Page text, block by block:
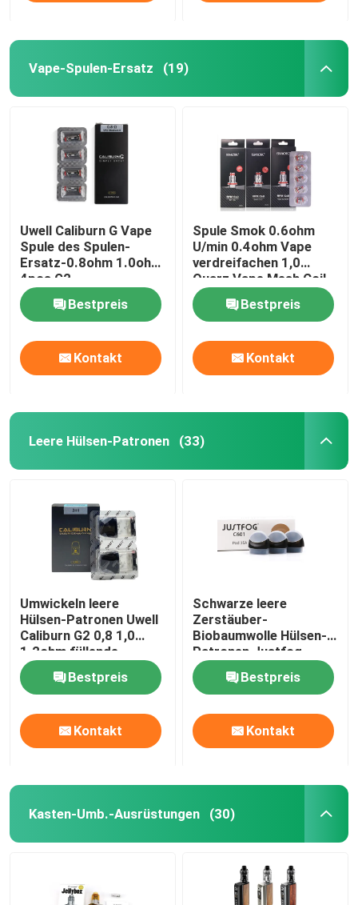
Vape-Spulen-Ersatz (19)
Uwell Caliburn G Vape
Spule des Spulen-
Ersatz-0.8ohm 1.0ohm
4pcs G2
Bestpreis
Kontakt
Spule Smok 0.6ohm
U/min 0.4ohm Vape
verdreifachen 1,0
Quarz Vape Mesh Coil
Replacement Ohm-Sc
1.2ohmBestpreis
Kontakt
Leere Hülsen-Patronen (33)
Umwickeln leere
Hülsen-Patronen Uwell
Caliburn G2 0,8 1,0
1.2ohm füllende
Spitzenhülsen
Bestpreis
Kontakt
Schwarze leere
Zerstäuber-
Biobaumwolle Hülsen-
Patronen Justfog
C601 1.7ml
Bestpreis
Kontakt
Kasten-Umb.-Ausrüstungen (30)